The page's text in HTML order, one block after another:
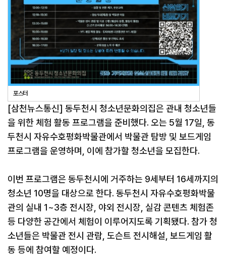
포스터
[삼천뉴스통신] 동두천시 청소년문화의집은 관내 청소년들
을 위한 체험 활동 프로그램을 준비했다. 오는 5월 17일, 동
두천시 자유수호평화박물관에서 박물관 탐방 및 보드게임
프로그램을 운영하며, 이에 참가할 청소년을 모집한다.
이번 프로그램은 동두천시에 거주하는 9세부터 16세까지의
청소년 10명을 대상으로 한다. 동두천시 자유수호평화박물
관의 실내 1~3층 전시장, 야외 전시장, 실감 콘텐츠 체험존
등 다양한 공간에서 체험이 이루어지도록 기획됐다. 참가 청
소년들은 박물관 전시 관람, 도슨트 전시해설, 보드게임 활
동 등에 참여할 예정이다.